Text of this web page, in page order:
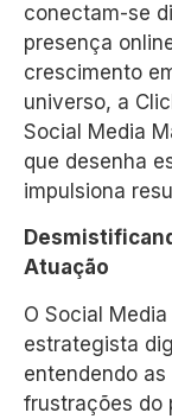
conectam-se
presença
crescimento
universo, a
Social Media
que desenha
impulsiona
Atuação
O Social
estrategista
entendendo
frustrações do